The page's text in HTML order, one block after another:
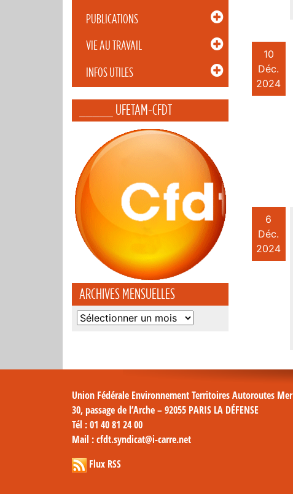
PUBLICATIONS
VIE AU TRAVAIL
INFOS UTILES
_____ UFETAM-CFDT
ARCHIVES MENSUELLES
Archives
10
Déc.
2024
6
Déc.
2024
Union Fédérale Environnement Territoires Autoroutes Mer
30, passage de l’Arche – 92055 PARIS LA DÉFENSE
Tél : 01 40 81 24 00
Mail : cfdt.syndicat@i-carre.net
Flux RSS